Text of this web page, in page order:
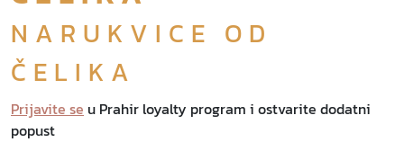
NARUKVICE OD
ČELIKA
Prijavite se u Prahir loyalty program i ostvarite dodatni
popust